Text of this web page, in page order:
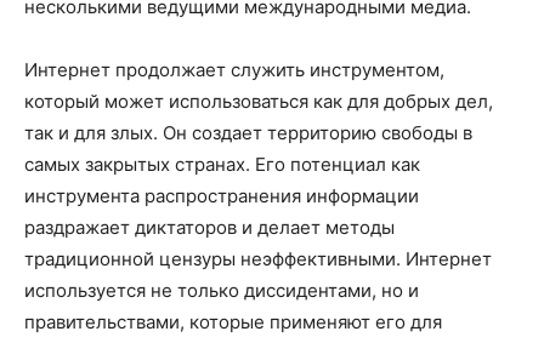
несколькими ведущими международными медиа.
Интернет продолжает служить инструментом,
который может использоваться как для добрых дел,
так и для злых. Он создает территорию свободы в
самых закрытых странах. Его потенциал как
инструмента распространения информации
раздражает диктаторов и делает методы
традиционной цензуры неэффективными. Интернет
используется не только диссидентами, но и
правительствами, которые применяют его для